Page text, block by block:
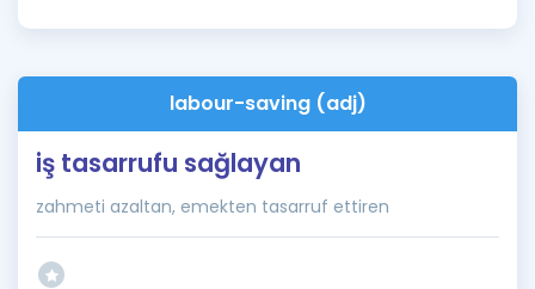
İngilizce Gramerlabour-saving (adj)
iş tasarrufu sağlayan
zahmeti azaltan, emekten tasarruf ettiren